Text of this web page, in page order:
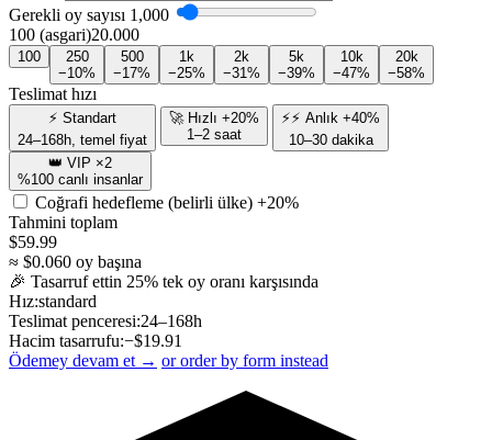
Gerekli oy sayısı 1,000
100 (asgari)20.000
100
250
−10%
500
−17%
1k
−25%
2k
−31%
5k
−39%
10k
−47%
20k
−58%
Teslimat hızı
⚡ Standart
24–168h, temel fiyat
🚀 Hızlı +20%
1–2 saat
⚡⚡ Anlık +40%
10–30 dakika
👑 VIP ×2
%100 canlı insanlar
Coğrafi hedefleme (belirli ülke) +20%
Tahmini toplam
$59.99
≈ $0.060 oy başına
🎉 Tasarruf ettin 25% tek oy oranı karşısında
Hız:standard
Teslimat penceresi:24–168h
Hacim tasarrufu:−$19.91
Ödemey devam et → or order by form instead